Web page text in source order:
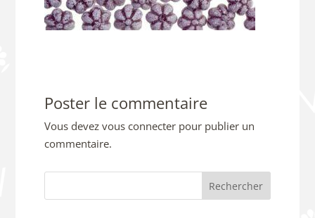
Poster le commentaire
Vous devez vous connecterpour publier un
commentaire.